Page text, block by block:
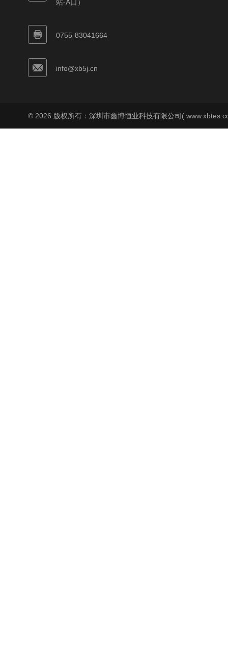
站-A口）
0755-83041664
info@xb5j.cn
© 2026 版权所有：深圳市鑫博恒业科技有限公司(